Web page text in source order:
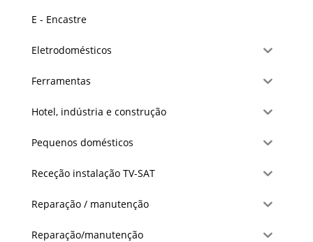
E - Encastre
Eletrodomésticos
Ferramentas
Hotel, indústria e construção
Pequenos domésticos
Receção instalação TV-SAT
Reparação / manutenção
Reparação/manutenção